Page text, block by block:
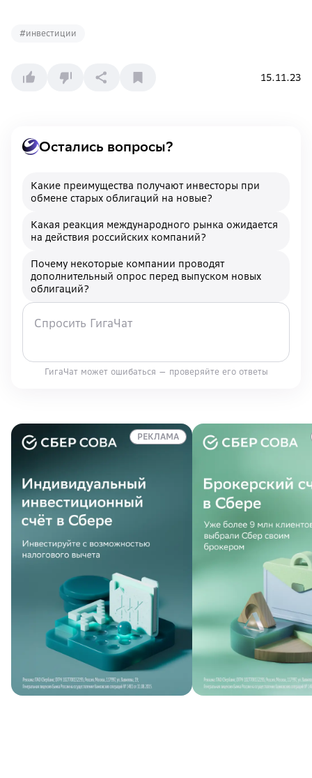
#инвестиции
15.11.23
Остались вопросы?
Какие преимущества получают инвесторы при
обмене старых облигаций на новые?
Какая реакция международного рынка ожидается
на действия российских компаний?
Почему некоторые компании проводят
дополнительный опрос перед выпуском новых
облигаций?
ГигаЧат может ошибаться — проверяйте его ответы
РЕКЛАМА